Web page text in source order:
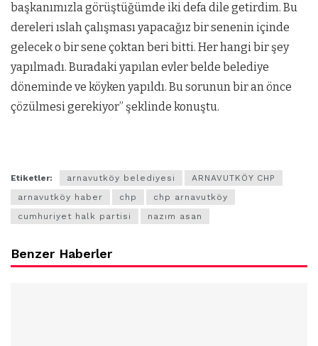
başkanımızla görüştüğümde iki defa dile getirdim. Bu
dereleri ıslah çalışması yapacağız bir senenin içinde
gelecek o bir sene çoktan beri bitti. Her hangi bir şey
yapılmadı. Buradaki yapılan evler belde belediye
döneminde ve köyken yapıldı. Bu sorunun bir an önce
çözülmesi gerekiyor” şeklinde konuştu.
Etiketler: arnavutköy belediyesi
ARNAVUTKÖY CHP
arnavutköy haber
chp
chp arnavutköy
cumhuriyet halk partisi
nazım asan
Benzer Haberler